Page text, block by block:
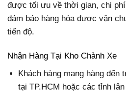
được tối ưu về thời gian, chi
đảm bảo hàng hóa được vận
tiến độ.
Nhận Hàng Tại Kho Chành Xe
Khách hàng mang hàng đến
tại TP.HCM hoặc các tỉnh